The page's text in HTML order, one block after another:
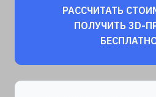
РАССЧИТАТЬ
ПОЛУЧИТЬ 3D-